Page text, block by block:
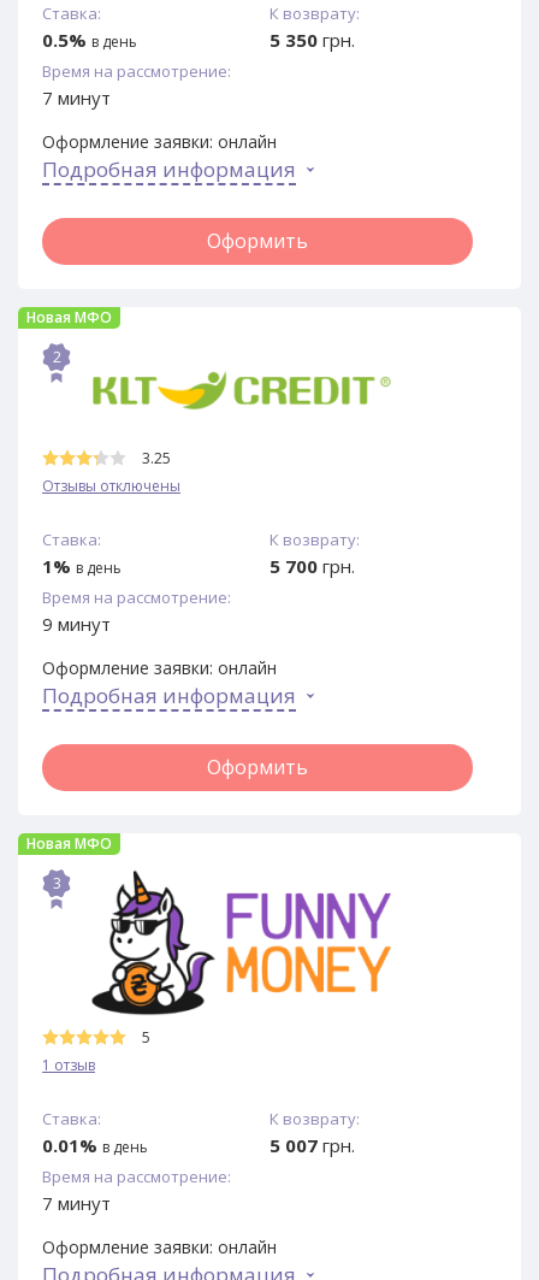
Ставка:
0.5% в день
К возврату:
5 350 грн.
Время на рассмотрение:
7 минут
Оформление заявки: онлайн
Подробная информация
Оформить
Новая МФО
2
3.25
Отзывы отключены
Ставка:
1% в день
К возврату:
5 700 грн.
Время на рассмотрение:
9 минут
Оформление заявки: онлайн
Подробная информация
Оформить
Новая МФО
3
5
1 отзыв
Ставка:
0.01% в день
К возврату:
5 007 грн.
Время на рассмотрение:
7 минут
Оформление заявки: онлайн